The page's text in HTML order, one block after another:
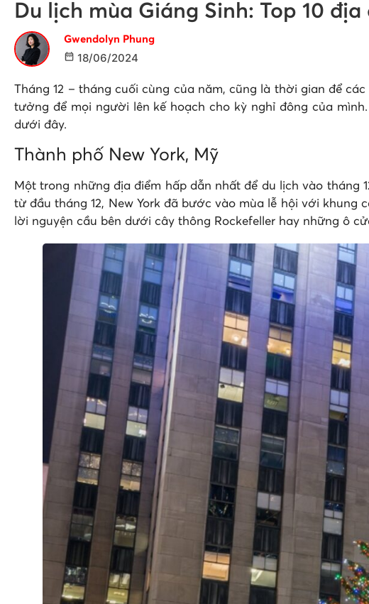
Du lịch mùa Giáng Sinh: Top 10
Gwendolyn Phung
18/06/2024
Tháng 12 – tháng cuối cùng của năm, cũng là thời gian để
tưởng để mọi người lên kế hoạch cho kỳ nghỉ đông của
dưới đây.
Thành phố New York, Mỹ
Một trong những địa điểm hấp dẫn nhất để du lịch vào tháng
từ đầu tháng 12, New York đã bước vào mùa lễ hội với
lời nguyện cầu bên dưới cây thông Rockefeller hay những ô